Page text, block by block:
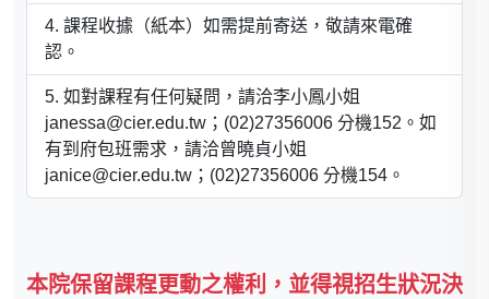
課程收據（紙本）如需提前寄送，敬請來電確
認。
如對課程有任何疑問，請洽李小鳳小姐
janessa@cier.edu.tw；(02)27356006 分機152。如
有到府包班需求，請洽曾曉貞小姐
janice@cier.edu.tw；(02)27356006 分機154。
本院保留課程更動之權利，並得視招生狀況決